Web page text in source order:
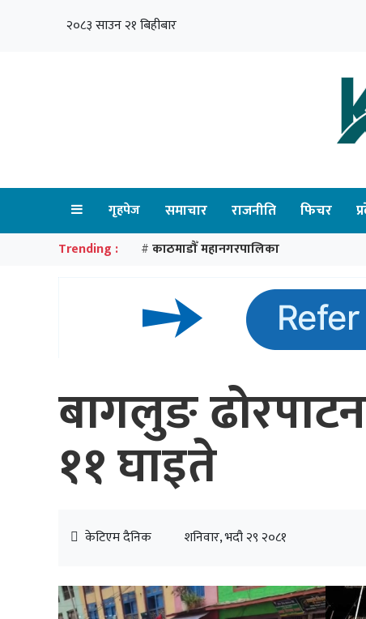
२०८३ साउन २१ बिहीबार
गृहपेज समाचार राजनीति फिचर
Trending : # काठमाडौँ महानगरपालिका
बागलुङ
११ घाइते
केटिएम दैनिक शनिवार, भदौ २९ २०८१